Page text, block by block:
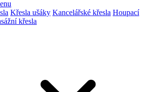
Křesla ušáky Kancelářské křesla Houpací
křesla